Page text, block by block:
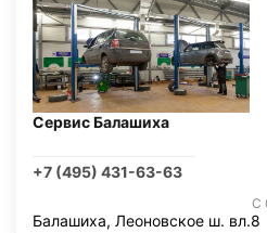
Сервис Балашиха
+7 (495) 431-63-63
С
Балашиха, Леоновское ш. вл.8